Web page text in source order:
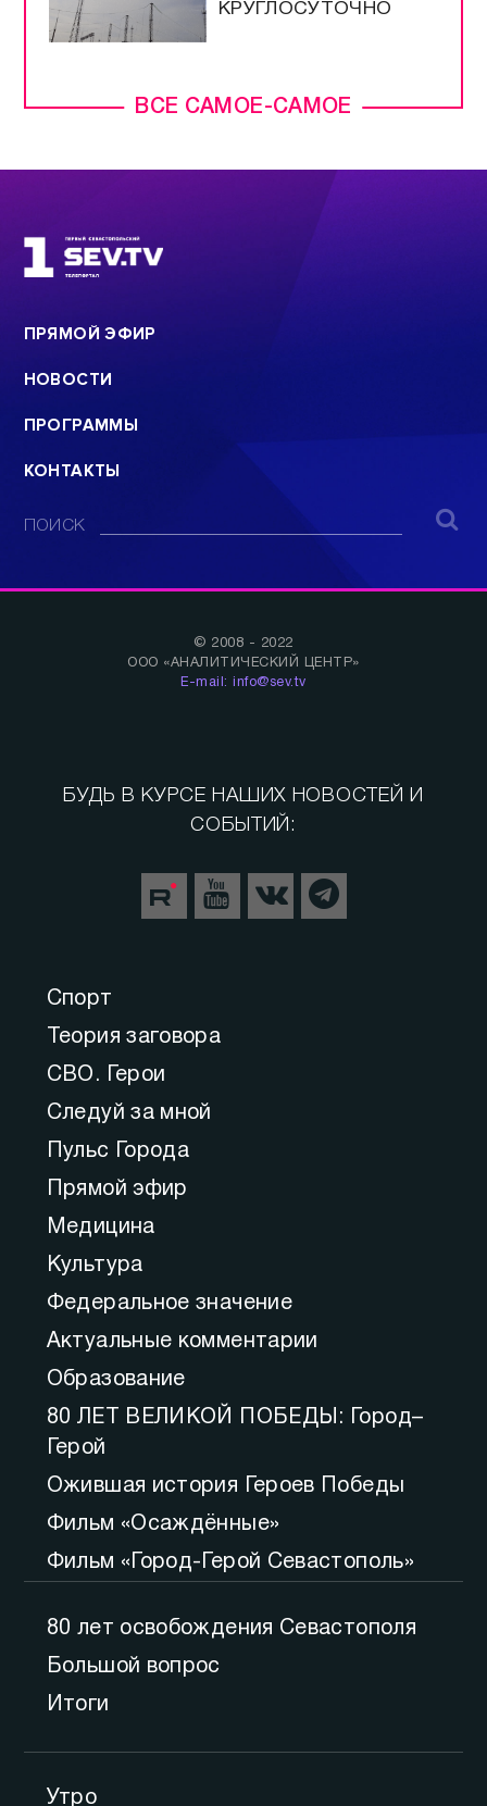
ВСЕ САМОЕ-САМОЕ
КРУГЛОСУТОЧНО
ПРЯМОЙ ЭФИР
НОВОСТИ
ПРОГРАММЫ
КОНТАКТЫ
ПОИСК
© 2008 - 2022
ООО «АНАЛИТИЧЕСКИЙ ЦЕНТР»
E-mail: info@sev.tv
80 лет освобождения Севастополя
Большой вопрос
Итоги
Утро
Спорт
Теория заговора
СВО. Герои
Следуй за мной
Пульс Города
Прямой эфир
Медицина
Культура
Федеральное значение
Актуальные комментарии
Образование
80 ЛЕТ ВЕЛИКОЙ ПОБЕДЫ: Город–
Герой
Ожившая история Героев Победы
Фильм «Осаждённые»
Фильм «Город-Герой Севастополь»
БУДЬ В КУРСЕ НАШИХ НОВОСТЕЙ И
СОБЫТИЙ: